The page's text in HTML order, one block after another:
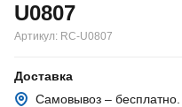
U0807
Артикул: RC-U0807
Доставка
Самовывоз – бесплатно.